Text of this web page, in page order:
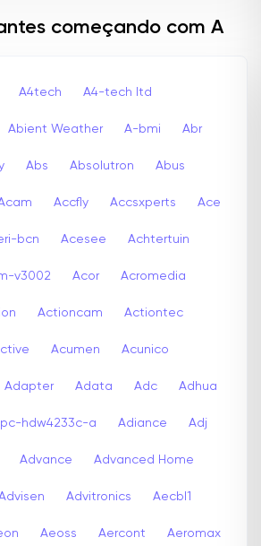
começando com A
A4tech A4-tech Itd
Abient Weather A-bmi Abr
Abs Absolutron Abus
Accfly Accsxperts Ace
bcn Acesee Achtertuin
v3002 Acor Acromedia
Actioncam Actiontec
Acumen Acunico
Adapter Adata Adc Adhua
hdw4233c-a Adiance Adj
Advance Advanced Home
Advitronics Aecbl1
Aeoss Aercont Aeromax